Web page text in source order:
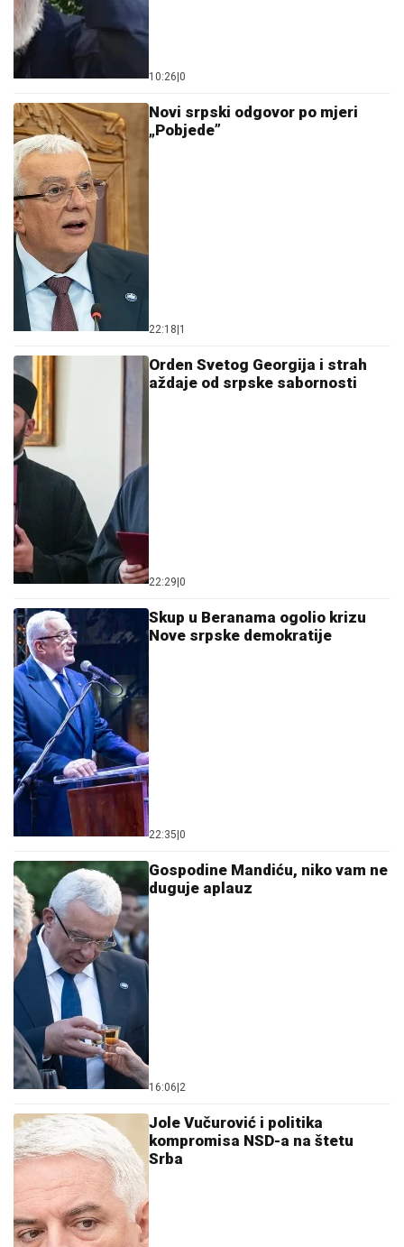
10:26|0
Novi srpski odgovor po mjeri
„Pobjede”
22:18|1
Orden Svetog Georgija i strah
aždaje od srpske sabornosti
22:29|0
Skup u Beranama ogolio krizu
Nove srpske demokratije
22:35|0
Gospodine Mandiću, niko vam ne
duguje aplauz
16:06|2
Jole Vučurović i politika
kompromisa NSD-a na štetu
Srba